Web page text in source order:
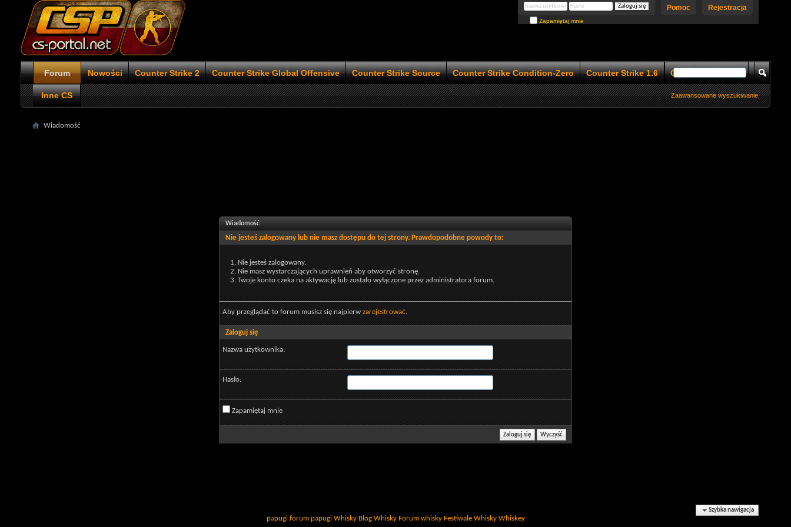
Rejestracja
Pomoc
Zapamiętaj mnie
Forum Nowości Counter Strike 2 Counter Strike Global Offensive Counter Strike Source Counter Strike Condition-Zero Counter Strike 1.6 Counter Strike 1.5
Inne CS Zaawansowane wyszukiwanie
Wiadomość
Wiadomość
Nie jesteś zalogowany lub nie masz dostępu do tej strony. Prawdopodobne powody to:
Nie jesteś zalogowany.
Nie masz wystarczających uprawnień aby otworzyć stronę.
Twoje konto czeka na aktywację lub zostało wyłączone przez administratora forum.
Aby przeglądać to forum musisz się najpierw zarejestrować.
Zaloguj się
Nazwa użytkownika:
Hasło:
Zapamiętaj mnie
Szybka nawigacja
papugi forum papugi Whisky Blog Whisky Forum whisky Festiwale Whisky Whiskey